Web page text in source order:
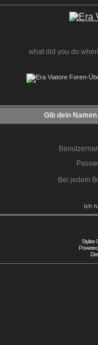
what did you do
Gib dein
Bei jedem
Ich
Stylize